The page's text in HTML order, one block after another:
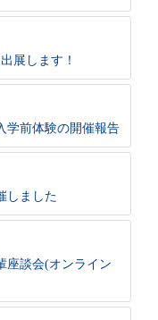
展します！
学前体験の開催報告
しました
座談会(オンライン